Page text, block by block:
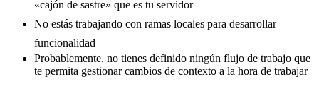
«cajón de sastre» que es tu servidor
No estás trabajando con ramas locales para desarrollar
funcionalidad
Probablemente, no tienes definido ningún flujo de trabajo que
te permita gestionar cambios de contexto a la hora de trabajar